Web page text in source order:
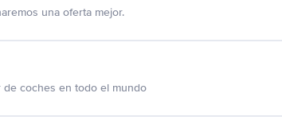
una oferta mejor.
coches en todo el mundo